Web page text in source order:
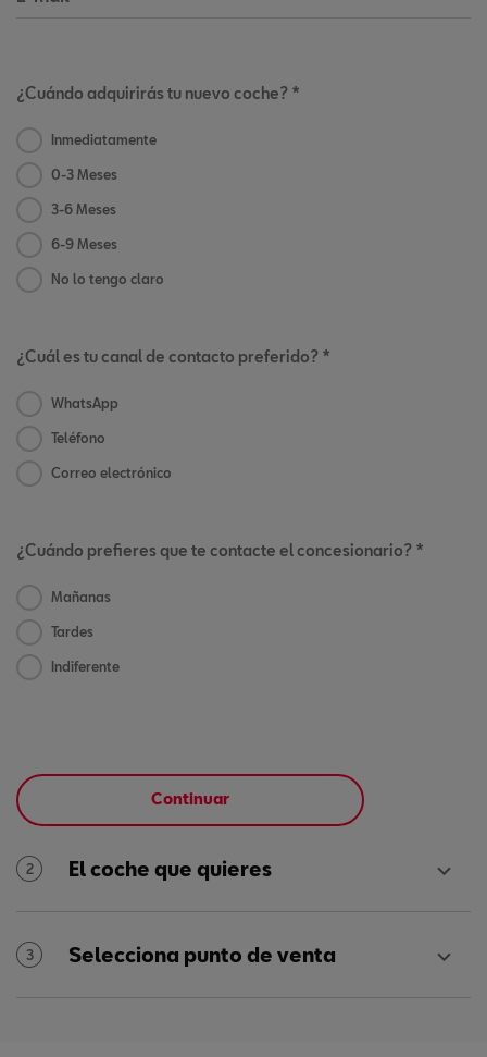
¿Cuándo adquirirás tu nuevo coche? *
Inmediatamente
0-3 Meses
3-6 Meses
6-9 Meses
No lo tengo claro
¿Cuál es tu canal de contacto preferido? *
WhatsApp
Teléfono
Correo electrónico
¿Cuándo prefieres que te contacte el concesionario? *
Mañanas
Tardes
Indiferente
Continuar
2 El coche que quieres
3 Selecciona punto de venta